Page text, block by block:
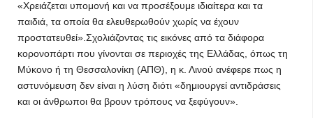
«Χρειάζεται υπομονή και να προσέξουμε ιδιαίτερα και τα
παιδιά, τα οποία θα ελευθερωθούν χωρίς να έχουν
προστατευθεί».Σχολιάζοντας τις εικόνες από τα διάφορα
κορονοπάρτι που γίνονται σε περιοχές της Ελλάδας, όπως τη
Μύκονο ή τη Θεσσαλονίκη (ΑΠΘ), η κ. Λινού ανέφερε πως η
αστυνόμευση δεν είναι η λύση διότι «δημιουργεί αντιδράσεις
και οι άνθρωποι θα βρουν τρόπους να ξεφύγουν».